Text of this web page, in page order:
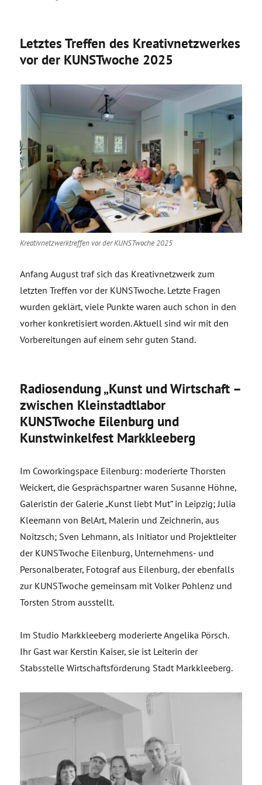
Letztes Treffen des Kreativnetzwerkes
vor der KUNSTwoche 2025
Kreativnetzwerktreffen vor der KUNSTwoche 2025
Anfang August traf sich das Kreativnetzwerk zum
letzten Treffen vor der KUNSTwoche. Letzte Fragen
wurden geklärt, viele Punkte waren auch schon in den
vorher konkretisiert worden. Aktuell sind wir mit den
Vorbereitungen auf einem sehr guten Stand.
Radiosendung „Kunst und Wirtschaft –
zwischen Kleinstadtlabor
KUNSTwoche Eilenburg und
Kunstwinkelfest Markkleeberg
Im Coworkingspace Eilenburg: moderierte Thorsten
Weickert, die Gesprächspartner waren Susanne Höhne,
Galeristin der Galerie „Kunst liebt Mut“ in Leipzig; Julia
Kleemann von BelArt, Malerin und Zeichnerin, aus
Noitzsch; Sven Lehmann, als Initiator und Projektleiter
der KUNSTwoche Eilenburg, Unternehmens- und
Personalberater, Fotograf aus Eilenburg, der ebenfalls
zur KUNSTwoche gemeinsam mit Volker Pohlenz und
Torsten Strom ausstellt.
Im Studio Markkleeberg moderierte Angelika Pörsch.
Ihr Gast war Kerstin Kaiser, sie ist Leiterin der
Stabsstelle Wirtschaftsförderung Stadt Markkleeberg.